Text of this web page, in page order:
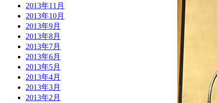
2013年11月
2013年10月
2013年9月
2013年8月
2013年7月
2013年6月
2013年5月
2013年4月
2013年3月
2013年2月